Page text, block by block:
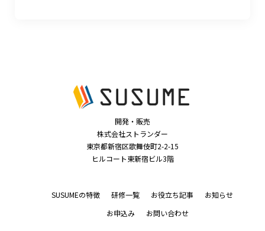
開発・販売
株式会社ストランダー
東京都新宿区歌舞伎町2-2-15
ヒルコート東新宿ビル3階
SUSUMEの特徴 研修一覧 お役立ち記事
お知らせ
お申込み
お問い合わせ